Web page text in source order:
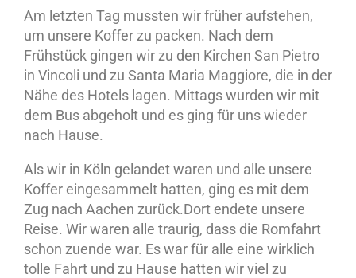
Am letzten Tag mussten wir früher aufstehen,
um unsere Koffer zu packen. Nach dem
Frühstück gingen wir zu den Kirchen San Pietro
in Vincoli und zu Santa Maria Maggiore, die in der
Nähe des Hotels lagen. Mittags wurden wir mit
dem Bus abgeholt und es ging für uns wieder
nach Hause.
Als wir in Köln gelandet waren und alle unsere
Koffer eingesammelt hatten, ging es mit dem
Zug nach Aachen zurück.Dort endete unsere
Reise. Wir waren alle traurig, dass die Romfahrt
schon zuende war. Es war für alle eine wirklich
tolle Fahrt und zu Hause hatten wir viel zu